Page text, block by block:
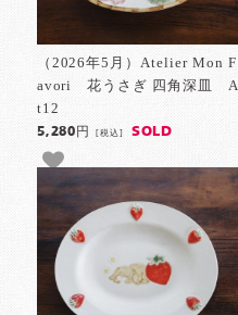
（2026年5月）Atelier Mon F
avori 花うさぎ 四角深皿 A
t12
5,280円[税込] SOLD